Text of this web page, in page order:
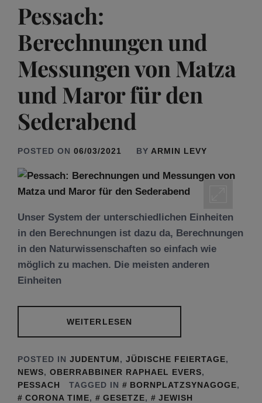
Pessach:
Berechnungen und
Messungen von Matza
und Maror für den
Sederabend
POSTED ON 06/03/2021 BY ARMIN LEVY
Unser System der unterschiedlichen Einheiten
in den Berechnungen ist dazu da, Berechnungen
in den Naturwissenschaften so einfach wie
möglich zu machen. Die meisten anderen
Einheiten
WEITERLESEN
POSTED IN JUDENTUM, JÜDISCHE FEIERTAGE,
NEWS, OBERRABBINER RAPHAEL EVERS,
PESSACH
TAGGED IN BORNPLATZSYNAGOGE,
CORONA TIME, GESETZE,
JEWISH